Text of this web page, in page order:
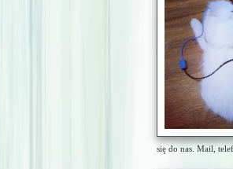
się do nas. Mail,